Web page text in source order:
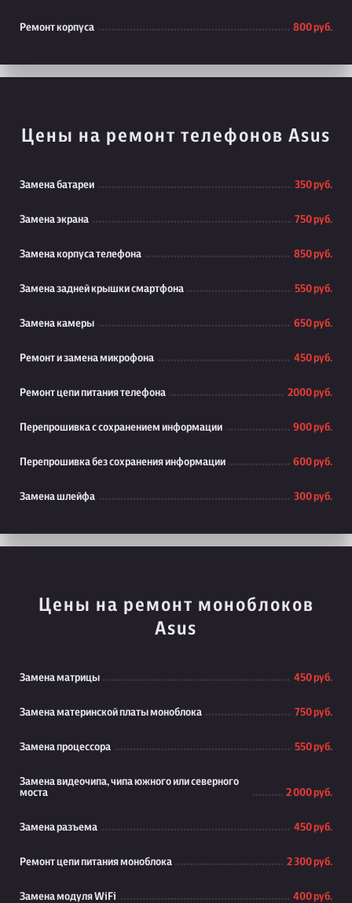
Ремонт корпуса 800 руб.
Цены на ремонт телефонов Asus
Замена батареи 350 руб.
Замена экрана 750 руб.
Замена корпуса телефона 850 руб.
Замена задней крышки смартфона 550 руб.
Замена камеры 650 руб.
Ремонт и замена микрофона 450 руб.
Ремонт цепи питания телефона 2000 руб.
Перепрошивка с сохранением информации 900 руб.
Перепрошивка без сохранения информации 600 руб.
Замена шлейфа 300 руб.
Цены на ремонт моноблоков
Asus
Замена матрицы 450 руб.
Замена материнской платы моноблока 750 руб.
Замена процессора 550 руб.
Замена видеочипа, чипа южного или северного
моста
2 000 руб.
Замена разъема 450 руб.
Ремонт цепи питания моноблока 2 300 руб.
Замена модуля WiFi 400 руб.